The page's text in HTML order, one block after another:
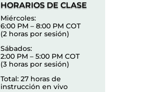
HORARIOS DE CLASE
Miércoles:
6:00 PM – 8:00 PM COT
(2 horas por sesión)
Sábados:
2:00 PM – 5:00 PM COT
(3 horas por sesión)
Total: 27 horas de
instrucción en vivo